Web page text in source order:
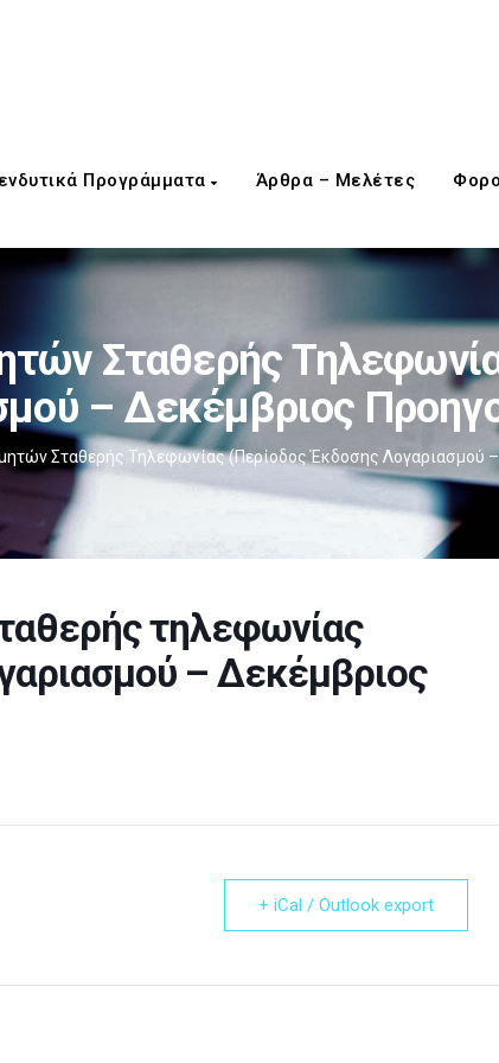
Προγράμματα Άρθρα – Μελέτες
Σταθερής
– Δεκέμβριος
Σταθερής Τηλεφωνίας (Περίοδος Έκδοσης Λογαριασμού
τηλεφωνίας
– Δεκέμβριος
+ iCal / Outlook export